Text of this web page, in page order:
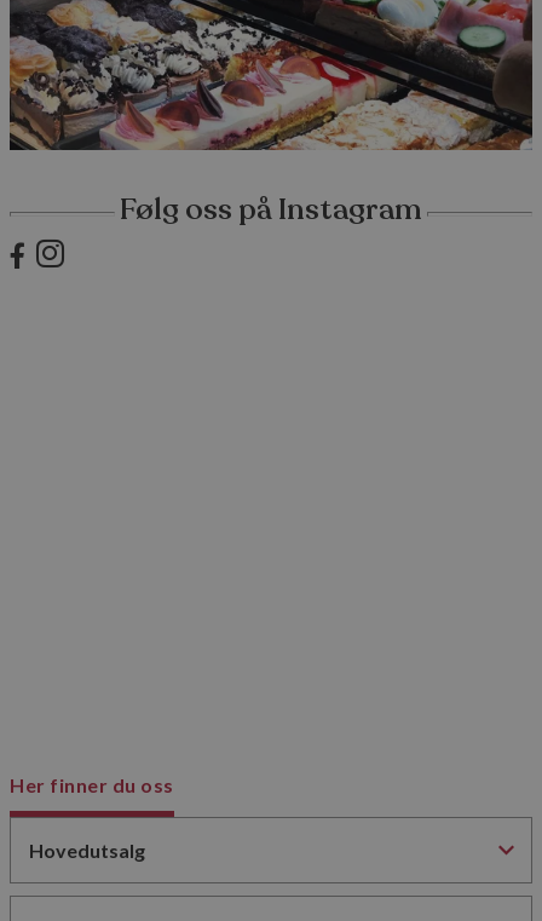
Følg oss på Instagram
Her finner du oss